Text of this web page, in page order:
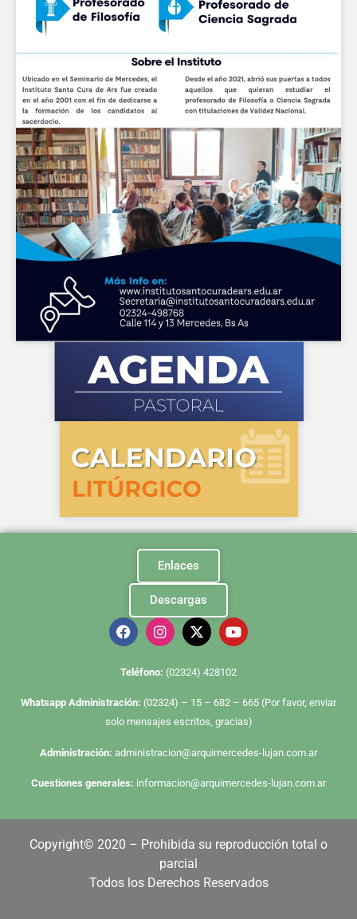
Enlaces
Descargas
Te léfono: (02324) 428102
Whatsapp Administración: (02324) – 15 – 682 – 665 (Por favor, enviar
solo mensajes escritos, gracias)
Administración: administracion@arquimercedes-lujan.com.ar
Cuestiones generales: informacion@arquimercedes-lujan.com.ar
Copyright© 2020 – Prohibida su reproducción total o
parcial
Todos los Derechos Reservados